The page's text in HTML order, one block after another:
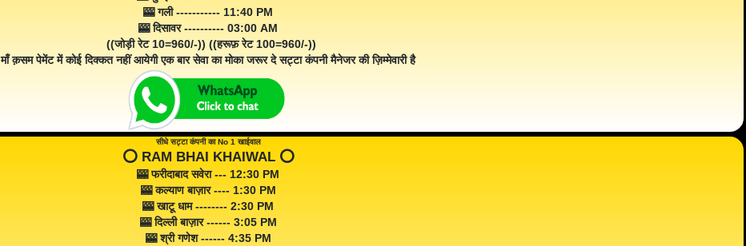
🎰 गली ----------- 11:40 PM
🎰 दिसावर ---------- 03:00 AM
((जोड़ी रेट 10=960/-)) ((हरूफ़ रेट 100=960/-))
माँ क़सम पेमेंट में कोई दिक्कत नहीं आयेगी एक बार सेवा का मोका जरूर दे सट्टा कंपनी मैनेजर की ज़िम्मेवारी है
सीधे सट्टा कंपनी का No 1 खाईवाल
⭕️ RAM BHAI KHAIWAL ⭕️
🎰 फरीदाबाद सवेरा --- 12:30 PM
🎰 कल्याण बाज़ार ---- 1:30 PM
🎰 खाटू धाम -------- 2:30 PM
🎰 दिल्ली बाज़ार ------ 3:05 PM
🎰 श्री गणेश ------ 4:35 PM